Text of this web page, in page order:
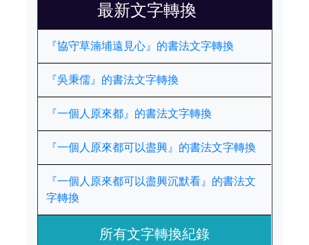
最新文字轉換
『協守草湳埔遠見心』的書法文字轉換
『吳秉儒』的書法文字轉換
『一個人原來都』的書法文字轉換
『一個人原來都可以盡興』的書法文字轉換
『一個人原來都可以盡興沉默看』的書法文
字轉換
所有文字轉換紀錄